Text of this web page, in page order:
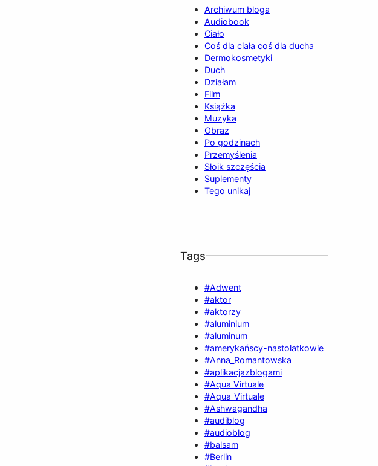
Archiwum bloga
Audiobook
Ciało
Coś dla ciała coś dla ducha
Dermokosmetyki
Duch
Działam
Film
Książka
Muzyka
Obraz
Po godzinach
Przemyślenia
Słoik szczęścia
Suplementy
Tego unikaj
Tags
#Adwent
#aktor
#aktorzy
#aluminium
#aluminum
#amerykańscy-nastolatkowie
#Anna_Romantowska
#aplikacjazblogami
#Aqua Virtuale
#Aqua_Virtuale
#Ashwagandha
#audiblog
#audioblog
#balsam
#Berlin